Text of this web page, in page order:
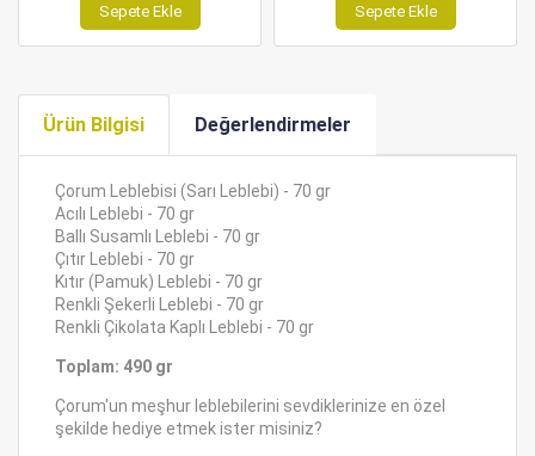
Sepete Ekle Sepete Ekle
Ürün Bilgisi Değerlendirmeler
Çorum Leblebisi (Sarı Leblebi) - 70 gr
Acılı Leblebi - 70 gr
Ballı Susamlı Leblebi - 70 gr
Çıtır Leblebi - 70 gr
Kıtır (Pamuk) Leblebi - 70 gr
Renkli Şekerli Leblebi - 70 gr
Renkli Çikolata Kaplı Leblebi - 70 gr
Toplam: 490 gr
Çorum'un meşhur leblebilerini sevdiklerinize en özel
şekilde hediye etmek ister misiniz?